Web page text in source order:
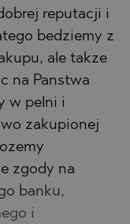
reputacji i
bedziemy z
ale takze
na Panstwa
w pelni i
zakupionej
zgody na
banku,
i